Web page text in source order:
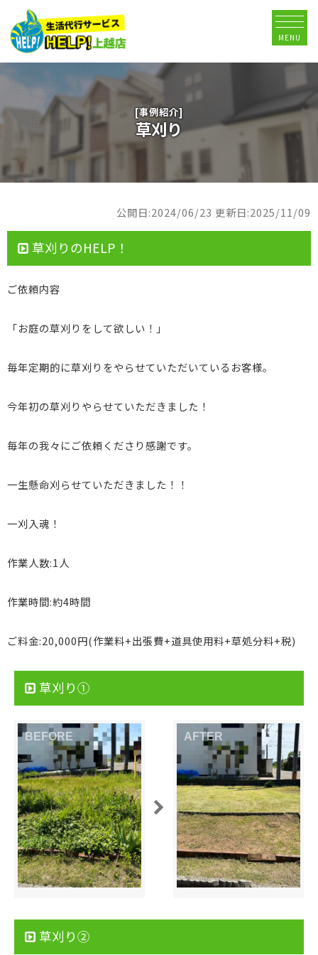
MENU
[事例紹介]
草刈り
公開日:2024/06/23 更新日:2025/11/09
草刈りのHELP！
ご依頼内容
「お庭の草刈りをして欲しい！」
毎年定期的に草刈りをやらせていただいているお客様。
今年初の草刈りやらせていただきました！
毎年の我々にご依頼くださり感謝です。
一生懸命刈らせていただきました！！
一刈入魂！
作業人数:1人
作業時間:約4時間
ご料金:20,000円(作業料+出張費+道具使用料+草処分料+税)
草刈り①
草刈り②